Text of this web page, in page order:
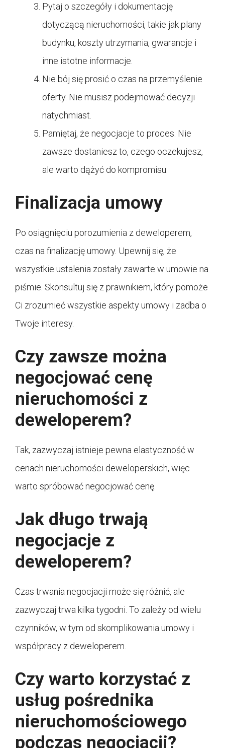
Pytaj o szczegóły i dokumentację
dotyczącą nieruchomości, takie jak plany
budynku, koszty utrzymania, gwarancje i
inne istotne informacje.
Nie bój się prosić o czas na przemyślenie
oferty. Nie musisz podejmować decyzji
natychmiast.
Pamiętaj, że negocjacje to proces. Nie
zawsze dostaniesz to, czego oczekujesz,
ale warto dążyć do kompromisu.
Finalizacja umowy
Po osiągnięciu porozumienia z deweloperem,
czas na finalizację umowy. Upewnij się, że
wszystkie ustalenia zostały zawarte w umowie na
piśmie. Skonsultuj się z prawnikiem, który pomoże
Ci zrozumieć wszystkie aspekty umowy i zadba o
Twoje interesy.
Czy zawsze można
negocjować cenę
nieruchomości z
deweloperem?
Tak, zazwyczaj istnieje pewna elastyczność w
cenach nieruchomości deweloperskich, więc
warto spróbować negocjować cenę.
Jak długo trwają
negocjacje z
deweloperem?
Czas trwania negocjacji może się różnić, ale
zazwyczaj trwa kilka tygodni. To zależy od wielu
czynników, w tym od skomplikowania umowy i
współpracy z deweloperem.
Czy warto korzystać z
usług pośrednika
nieruchomościowego
podczas negocjacji?